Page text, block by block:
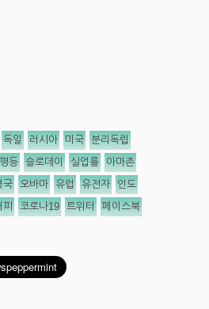
독일 러시아 미국 분리독립
등 슬로데이 실업률 아마존
국 오바마 유럽 유전자 인도
피 코로나19 트위터 페이스북